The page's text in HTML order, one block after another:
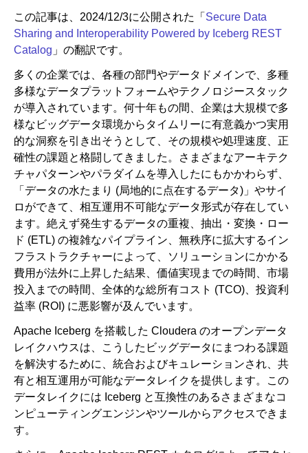
この記事は、2024/12/3に公開された「 Secure Data
Sharing and Interoperability Powered by Iceberg REST
Catalog 」の翻訳です。
多くの企業では、各種の部門やデータドメインで、多種
多様なデータプラットフォームやテクノロジースタック
が導入されています。何十年もの間、企業は大規模で多
様なビッグデータ環境からタイムリーに有意義かつ実用
的な洞察を引き出そうとして、その規模や処理速度、正
確性の課題と格闘してきました。さまざまなアーキテク
チャパターンやパラダイムを導入したにもかかわらず、
「データの水たまり (局地的に点在するデータ)」やサイ
ロができて、相互運用不可能なデータ形式が存在してい
ます。絶えず発生するデータの重複、抽出・変換・ロー
ド (ETL) の複雑なパイプライン、無秩序に拡大するイン
フラストラクチャーによって、ソリューションにかかる
費用が法外に上昇した結果、価値実現までの時間、市場
投入までの時間、全体的な総所有コスト (TCO)、投資利
益率 (ROI) に悪影響が及んでいます。
Apache Iceberg を搭載した Cloudera のオープンデータ
レイクハウスは、こうしたビッグデータにまつわる課題
を解決するために、統合およびキュレーションされ、共
有と相互運用が可能なデータレイクを提供します。この
データレイクには Iceberg と互換性のあるさまざまなコ
ンピューティングエンジンやツールからアクセスできま
す。